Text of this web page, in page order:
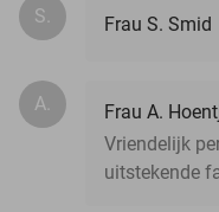
S. Frau S. Smid
A.
Frau A.
Vriendelijk
uitstekende